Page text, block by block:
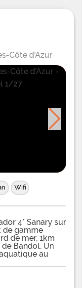
Côte d'Azur
Wifi
4* Sanary sur
de gamme
de mer, 1km
Bandol. Un
au
bord de mer et
ext, il